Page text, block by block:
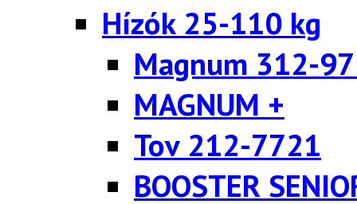
Hízók 25-110 kg
Magnum 312-
MAGNUM +
Tov 212-7721
BOOSTER